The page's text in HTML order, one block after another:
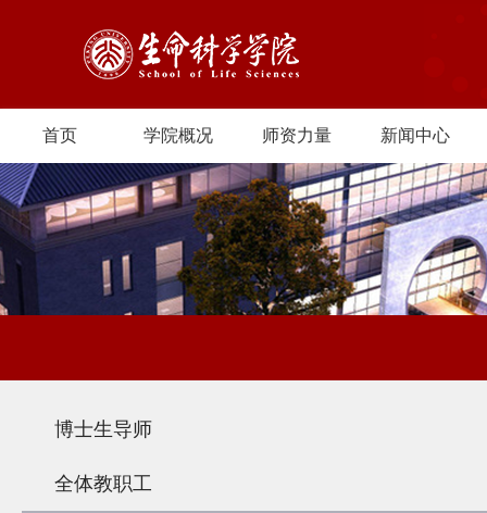
首页 学院概况 师资力量 新闻中心
博士生导师
全体教职工